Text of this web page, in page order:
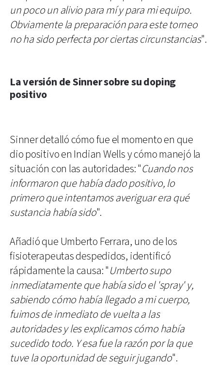
un poco un alivio para mí y para mi equipo.
Obviamente la preparación para este torneo
no ha sido perfecta por ciertas circunstancias".
La versión de Sinner sobre su doping
positivo
Sinner detalló cómo fue el momento en que
dio positivo en Indian Wells y cómo manejó la
situación con las autoridades: "Cuando nos
informaron que había dado positivo, lo
primero que intentamos averiguar era qué
sustancia había sido".
Añadió que Umberto Ferrara, uno de los
fisioterapeutas despedidos, identificó
rápidamente la causa: "Umberto supo
inmediatamente que había sido el 'spray' y,
sabiendo cómo había llegado a mi cuerpo,
fuimos de inmediato de vuelta a las
autoridades y les explicamos cómo había
sucedido todo. Y esa fue la razón por la que
tuve la oportunidad de seguir jugando".